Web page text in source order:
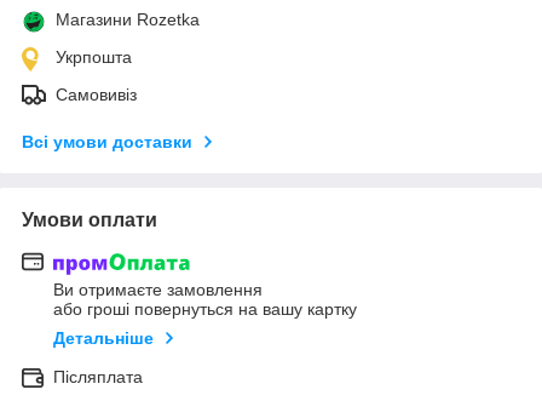
Магазини Rozetka
Укрпошта
Самовивіз
Всі умови доставки
Умови оплати
Ви отримаєте замовлення
або гроші повернуться на вашу картку
Детальніше
Післяплата